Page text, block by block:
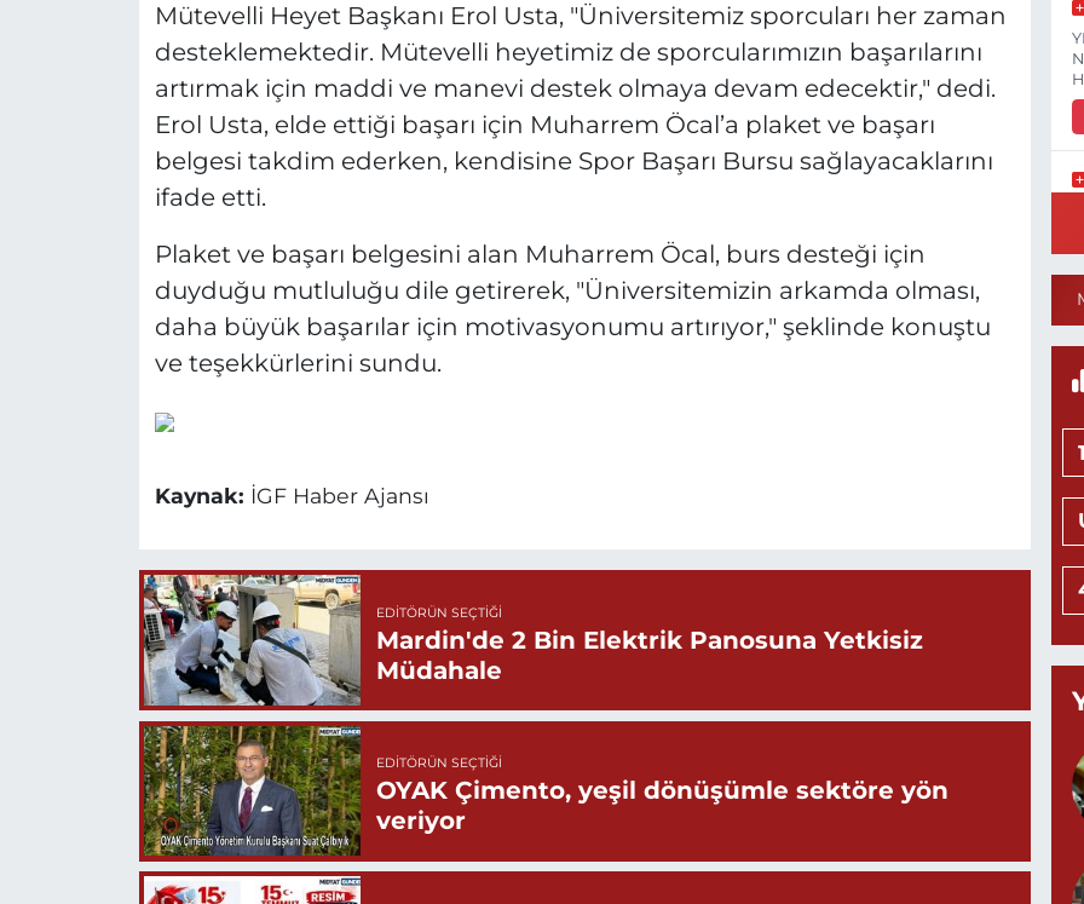
Mütevelli Heyet Başkanı Erol Usta, "Üniversitemiz sporcuları her zaman
desteklemektedir. Mütevelli heyetimiz de sporcularımızın başarılarını
artırmak için maddi ve manevi destek olmaya devam edecektir," dedi.
Erol Usta, elde ettiği başarı için Muharrem Öcal’a plaket ve başarı
belgesi takdim ederken, kendisine Spor Başarı Bursu sağlayacaklarını
ifade etti.
Plaket ve başarı belgesini alan Muharrem Öcal, burs desteği için
duyduğu mutluluğu dile getirerek, "Üniversitemizin arkamda olması,
daha büyük başarılar için motivasyonumu artırıyor," şeklinde konuştu
ve teşekkürlerini sundu.
Kaynak: İGF Haber Ajansı
EDITÖRÜN SEÇTIĞI
Mardin'de 2 Bin Elektrik Panosuna Yetkisiz
Müdahale
EDITÖRÜN SEÇTIĞI
OYAK Çimento, yeşil dönüşümle sektöre yön
veriyor